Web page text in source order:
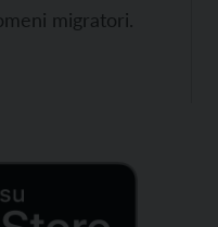
migratori.